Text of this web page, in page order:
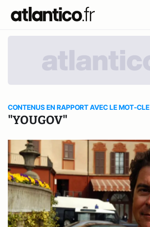
CONTENUS EN RAPPORT AVEC LE MOT-CLE
"YOUGOV"